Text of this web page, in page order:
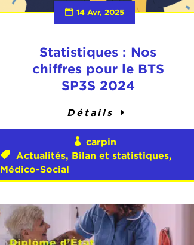
14 Avr, 2025
Statistiques : Nos
chiffres pour le BTS
SP3S 2024
Détails
carpin
Actualités, Bilan et statistiques,
Médico-Social